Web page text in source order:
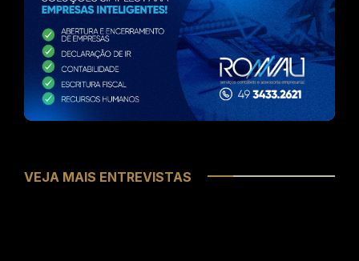
VEJA MAIS ENTREVISTAS